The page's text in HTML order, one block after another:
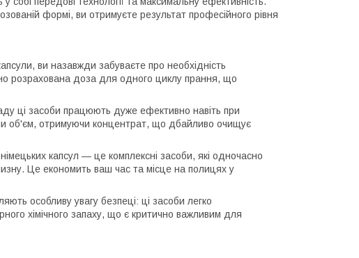
формі, ви отримуєте результат професійного рівня
ви назавжди забуваєте про необхідність
розрахована доза для одного циклу прання, що
ці засоби працюють дуже ефективно навіть при
об'єм, отримуючи концентрат, що дбайливо очищує
німецьких капсул — це комплексні засоби, які одночасно
Це економить ваш час та місце на полицях у
особливу увагу безпеці: ці засоби легко
хімічного запаху, що є критично важливим для